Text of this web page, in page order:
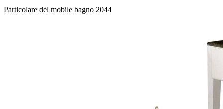
Particolare del mobile bagno 2044